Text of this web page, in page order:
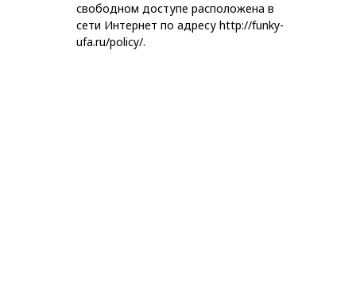
свободном доступе расположена в
сети Интернет по адресу http://funky-
ufa.ru/policy/.